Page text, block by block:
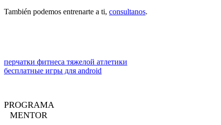
También podemos entrenarte a ti, consultanos.
перчатки фитнеса тяжелой атлетики
бесплатные игры для android
PROGRAMA
MENTOR